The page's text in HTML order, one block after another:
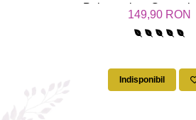
Pelargonium Graveolens
15ml - Aromaterapie
Nature
149,90 RON
Indisponibil